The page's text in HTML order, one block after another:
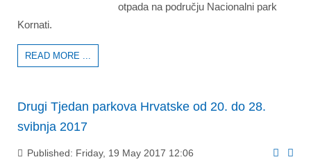
otpada na području Nacionalni park
Kornati.
READ MORE ...
Drugi Tjedan parkova Hrvatske od 20. do 28.
svibnja 2017
Published: Friday, 19 May 2017 12:06